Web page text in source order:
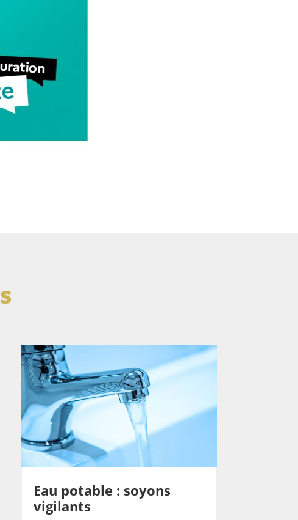
Eau potable : soyons
vigilants